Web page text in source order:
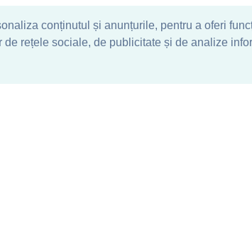
conținutul și anunțurile, pentru a oferi
rețele sociale, de publicitate și de analize